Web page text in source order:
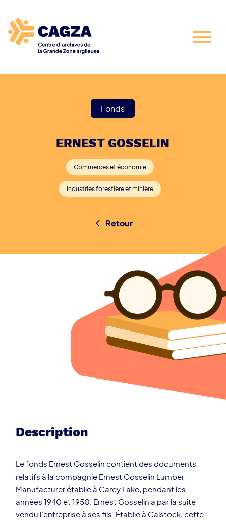
Fonds
ERNEST GOSSELIN
Commerces et économie
Industries forestière et minière
Retour
Description
Le fonds Ernest Gosselin contient des documents
relatifs à la compagnie Ernest Gosselin Lumber
Manufacturer établie à Carey Lake, pendant les
années 1940 et 1950. Ernest Gosselin a par la suite
vendu l’entreprise à ses fils. Établie à Calstock, cette